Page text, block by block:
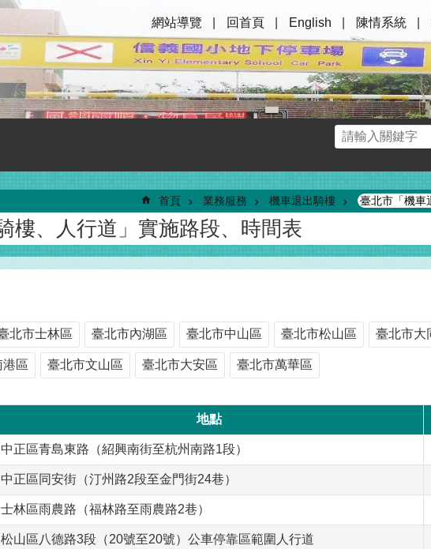
網站導覽
回首頁 English 陳情系統
首頁 業務服務 機車退出騎樓 臺北市「機車
樓、人行道」實施路段、時間表
北市士林區 臺北市內湖區 臺北市中山區 臺北市松山區 臺北市大
區 臺北市文山區 臺北市大安區 臺北市萬華區
地點
中正區青島東路（紹興南街至杭州南路1段）
中正區同安街（汀州路2段至金門街24巷）
士林區雨農路（福林路至雨農路2巷）
松山區八德路3段（20號至20號）公車停靠區範圍人行道